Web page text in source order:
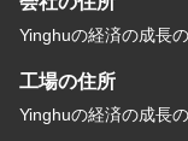
Yinghuの経済の成長
工場の住所
Yinghuの経済の成長